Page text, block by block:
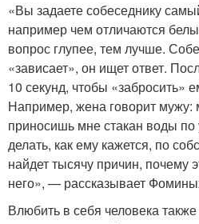
«Вы задаете собеседнику
например чем отличаются
вопрос глупее, тем лучше.
«зависает», он ищет ответ.
10 секунд, чтобы «забросить»
Например, жена говорит мужу:
приносишь мне стакан воды по
делать, как ему кажется, по
найдет тысячу причин, почему
него», — рассказывает
Влюбить в себя человека